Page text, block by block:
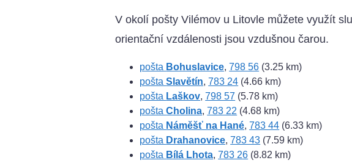
V okolí pošty Vilémov u Litovle můžete využít
orientační vzdálenosti jsou vzdušnou čarou.
pošta Bohuslavice,798 56 (3.25 km)
poštaSlavětín,783 24 (4.66 km)
pošta Laškov,798 57 (5.78 km)
poštaCholina,783 22 (4.68 km)
pošta Náměšť na Hané,783 44 (6.33 km)
pošta Drahanovice,783 43 (7.59 km)
pošta Bílá Lhota,783 26 (8.82 km)